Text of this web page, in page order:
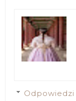
Odpowiedzi